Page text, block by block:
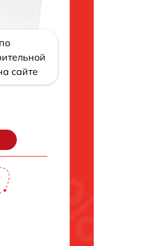
сайте